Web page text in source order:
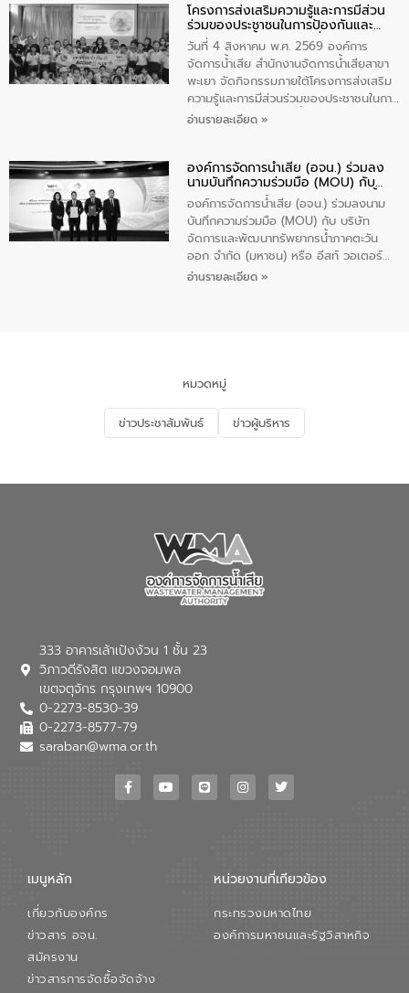
“ชุมชนร่วมใจ น้ำใสยั่งยืน” ได้บรรยายให้
ความรู้เกี่ยวกับการจัดการน้ำเสียและการใช้
ถังดักไขมันให้แก่นักเรียนโรงเรียนวัดบ่อ
(นันทวิทยา) เทศบาลนครปากเกร็ด อำเภอ
ปากเกร็ด จังหวัดนนทบุรี จำนวน 30 คน
โครงการส่งเสริมความรู้และการมีส่วน
ร่วมของประชาชนในการป้องกันและ
แก้ไขปัญหาน้ำเสียอย่างยั่งยืน
วันที่ 4 สิงหาคม พ.ศ. 2569 องค์การ
จัดการน้ำเสีย สำนักงานจัดการน้ำเสียสาขา
พะเยา จัดกิจกรรมภายใต้โครงการส่งเสริม
ความรู้และการมีส่วนร่วมของประชาชนในการ
ป้องกันและแก้ไขปัญหาน้ำเสียอย่างยั่งยืน
ชุมชนและการบำบัดน้ำเสียเบื้องต้น ให้กับ
นักเรียนชั้นประถมศึกษาปีที่ 5 โรงเรียน
เทศบาล 1 (พะเยาประชานุกูล) จำนวน 30
คน
อ่านรายละเอียด »
องค์การจัดการน้ำเสีย (อจน.) ร่วมลง
นามบันทึกความร่วมมือ (MOU) กับ
บริษัท จัดการและพัฒนาทรัพยากรน้ำ
ภาคตะวันออก จำกัด (มหาชน) หรือ อีส
ท์ วอเตอร์
องค์การจัดการน้ำเสีย (อจน.) ร่วมลงนาม
บันทึกความร่วมมือ (MOU) กับ บริษัท
จัดการและพัฒนาทรัพยากรน้ำภาคตะวัน
ออก จำกัด (มหาชน) หรือ อีสท์ วอเตอร์
เมื่อวันอังคารที่ 4 สิงหาคม 2569 ณ ห้อง
ด้านน้ำของประเทศ และเตรียมความพร้อม
รองรับการเติบโตของเมือง รวมถึงการ
ลงทุนในอุตสาหกรรมแห่งอนาคต ตลอดจน
มุ่งตอบโจทย์ความท้าทายจากวิกฤตการ
ในครั้งนี้เป็นการดึงจุดแข็งและความ
(อจน.) มาผสานกับประสบการณ์และ
เทคโนโลยีโครงข่ายน้ำครบวงจรในพื้นที่ EEC
ของอีสท์ วอเตอร์ เพื่อร่วมกันศึกษา
เทคโนโลยีการปรับปรุงคุณภาพน้ำ (Water
Reuse) และพัฒนารูปแบบการดำเนินงาน
ใช้น้ำที่พุ่งสูงขึ้นจากการขยายตัวของ
การองค์การจัดการน้ำเสีย กล่าวถึงภารกิจ
เพื่อสนับสนุนการพัฒนาเมืองอย่างยั่งยืน
ขณะที่ นายบดินทร์ อุดล กรรมการผู้อำนวย
สมดุลทางเศรษฐกิจและสิ่งแวดล้อมได้อย่าง
ภาคเอกชนในครั้งนี้ นับเป็นก้าวสำคัญของ
องค์การจัดการน้ำเสีย (อจน.) ในการร่วมวาง
อ่านรายละเอียด »
หมวดหมู่
ข่าวประชาสัมพันธ์ ข่าวผู้บริหาร
333 อาคารเล้าเป้งง้วน 1 ชั้น 23
วิภาวดีรังสิต แขวงจอมพล
เขตจตุจักร กรุงเทพฯ 10900
0-2273-8530-39
0-2273-8577-79
saraban@wma.or.th
เมนูหลัก
เกี่ยวกับองค์กร
ข่าวสาร อจน.
สมัครงาน
ข่าวสารการจัดซื้อจัดจ้าง
หน่วยงานที่เกียวข้อง
กระทรวงมหาดไทย
องค์การมหาชนและรัฐวิสาหกิจ